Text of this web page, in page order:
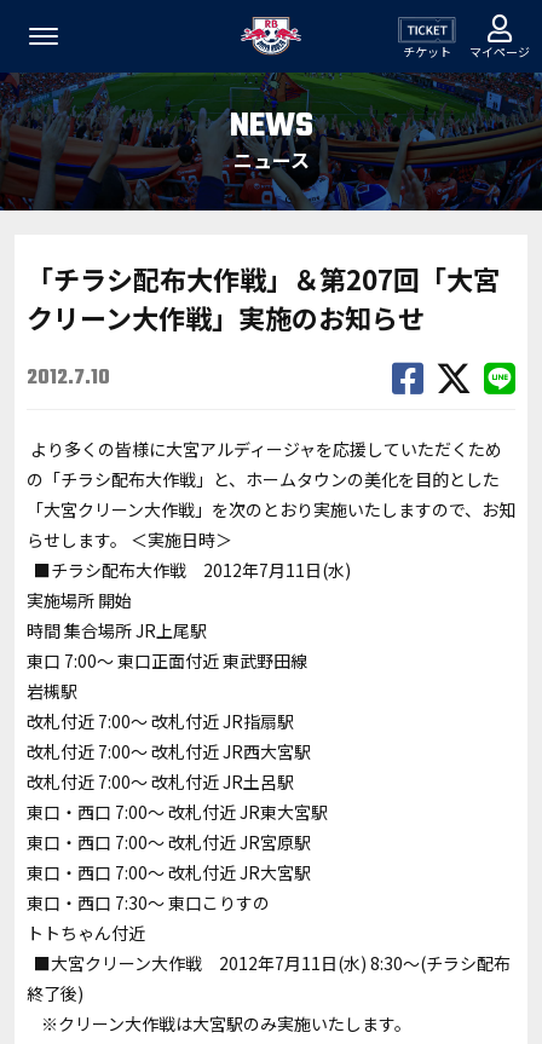
チケット マイページ
NEWS
ニュース
「チラシ配布大作戦」＆第207回「大宮
クリーン大作戦」実施のお知らせ
2012.7.10
より多くの皆様に大宮アルディージャを応援していただくため
の「チラシ配布大作戦」と、ホームタウンの美化を目的とした
「大宮クリーン大作戦」を次のとおり実施いたしますので、お知
らせします。 ＜実施日時＞
■チラシ配布大作戦 2012年7月11日(水)
実施場所 開始
時間 集合場所 JR上尾駅
東口 7:00～ 東口正面付近 東武野田線
岩槻駅
改札付近 7:00～ 改札付近 JR指扇駅
改札付近 7:00～ 改札付近 JR西大宮駅
改札付近 7:00～ 改札付近 JR土呂駅
東口・西口 7:00～ 改札付近 JR東大宮駅
東口・西口 7:00～ 改札付近 JR宮原駅
東口・西口 7:00～ 改札付近 JR大宮駅
東口・西口 7:30～ 東口こりすの
トトちゃん付近
■大宮クリーン大作戦 2012年7月11日(水) 8:30～(チラシ配布
終了後)
※クリーン大作戦は大宮駅のみ実施いたします。